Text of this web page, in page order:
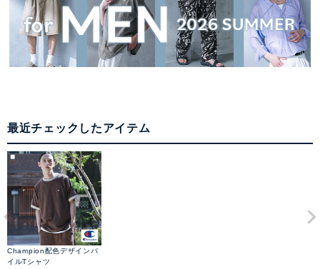
最近チェックしたアイテム
Champion配色デザインパ
イルTシャツ